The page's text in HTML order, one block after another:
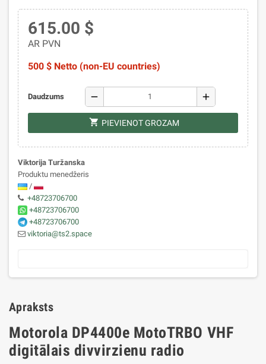
615.00 $
AR PVN
500 $ Netto (non-EU countries)
Daudzums remove add
shopping_cart PIEVIENOT GROZAM
Viktorija Turžanska
Produktu menedžeris
/
+48723706700
+48723706700
+48723706700
viktoria@ts2.space
Apraksts
Motorola DP4400e MotoTRBO VHF
digitālais divvirzienu radio